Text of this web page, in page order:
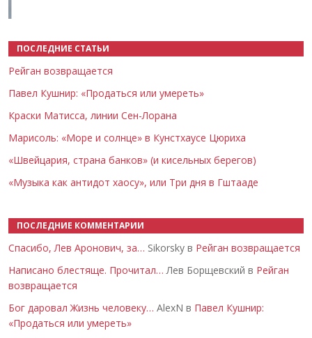
ПОСЛЕДНИЕ СТАТЬИ
Рейган возвращается
Павел Кушнир: «Продаться или умереть»
Краски Матисса, линии Сен-Лорана
Марисоль: «Море и солнце» в Кунстхаусе Цюриха
«Швейцария, страна банков» (и кисельных берегов)
«Музыка как антидот хаосу», или Три дня в Гштааде
ПОСЛЕДНИЕ КОММЕНТАРИИ
Спасибо, Лев Аронович, за… Sikorsky в Рейган возвращается
Написано блестяще. Прочитал… Лев Борщевский в Рейган
возвращается
Бог даровал Жизнь человеку… AlexN в Павел Кушнир:
«Продаться или умереть»